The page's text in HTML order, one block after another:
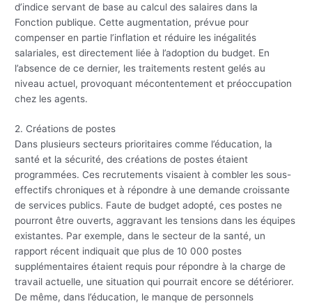
d’indice servant de base au calcul des salaires dans la
Fonction publique. Cette augmentation, prévue pour
compenser en partie l’inflation et réduire les inégalités
salariales, est directement liée à l’adoption du budget. En
l’absence de ce dernier, les traitements restent gelés au
niveau actuel, provoquant mécontentement et préoccupation
chez les agents.
2. Créations de postes
Dans plusieurs secteurs prioritaires comme l’éducation, la
santé et la sécurité, des créations de postes étaient
programmées. Ces recrutements visaient à combler les sous-
effectifs chroniques et à répondre à une demande croissante
de services publics. Faute de budget adopté, ces postes ne
pourront être ouverts, aggravant les tensions dans les équipes
existantes. Par exemple, dans le secteur de la santé, un
rapport récent indiquait que plus de 10 000 postes
supplémentaires étaient requis pour répondre à la charge de
travail actuelle, une situation qui pourrait encore se détériorer.
De même, dans l’éducation, le manque de personnels